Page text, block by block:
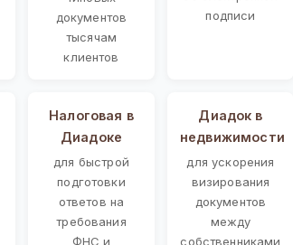
документов
тысячам
клиентов
подписи
Налоговая в
Диадоке
для быстрой
подготовки
ответов на
требования
ФНС и
Диадок в
недвижимости
для ускорения
визирования
документов
между
собственниками